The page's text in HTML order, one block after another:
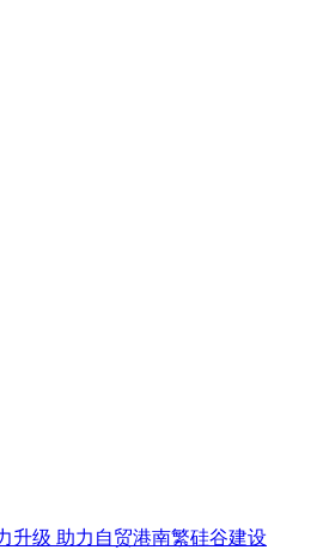
级 助力自贸港南繁硅谷建设